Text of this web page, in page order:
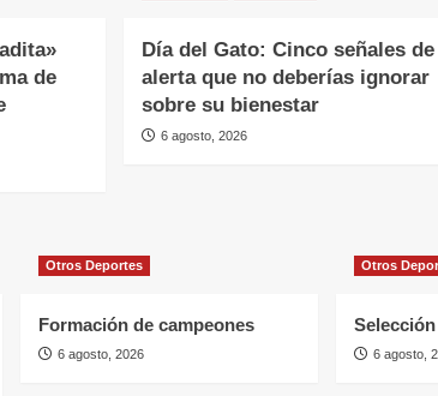
de
Día del Gato: Cinco señales de
alerta que no deberías ignorar
sobre su bienestar
6 agosto, 2026
Otros Deportes
Formación de campeones
6 agosto, 2026
Otros
6 agosto,